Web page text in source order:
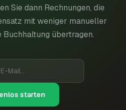
Sie dann Rechnungen, die
mit weniger manueller
Buchhaltung übertragen.
starten